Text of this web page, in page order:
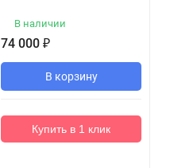
В наличии
74 000 ₽
В корзину
Купить в 1 клик